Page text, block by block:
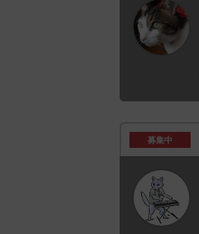
募集中